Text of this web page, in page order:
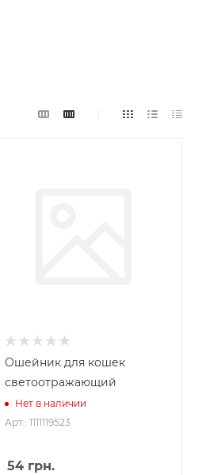
Ошейник для кошек
светоотражающий
Нет в наличии
Арт.: 1111119523
54грн.